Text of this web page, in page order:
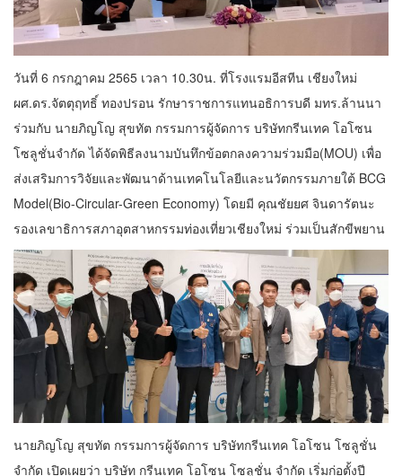
วันที่ 6 กรกฎาคม 2565 เวลา 10.30น. ที่โรงแรมอีสทีน เชียงใหม่
ผศ.ดร.จัตตุฤทธิ์ ทองปรอน รักษาราชการแทนอธิการบดี มทร.ล้านนา
ร่วมกับ นายภิญโญ สุขทัต กรรมการผู้จัดการ บริษัทกรีนเทค โอโซน
โซลูชั่นจำกัด ได้​จัดพิธีลงนามบันทึกข้อตกลงความร่วมมือ(MOU) เพื่อ
ส่งเสริมการวิจัยและพัฒนาด้านเทคโนโลยีและนวัตกรรมภายใต้ BCG
Model(Bio-Circular-Green Economy) โดยมี คุณชัยยศ จินดารัตนะ
รองเลขาธิการสภาอุตสาหกรรมท่องเที่ยวเชียงใหม่ ร่วมเป็นสักขีพยาน
นายภิญโญ สุขทัต กรรมการผู้จัดการ บริษัทกรีนเทค โอโซน โซลูชั่น
จำกัด เปิดเผยว่า บริษัท กรีนเทค โอโซน โซลูชั่น จำกัด เริ่มก่อตั้งปี